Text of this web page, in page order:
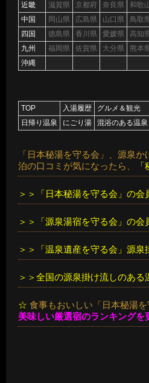
近畿
滋賀県 京都府 奈良県 和歌
中国
岡山県 広島県 山口県 鳥取
四国
徳島県 香川県 愛媛県
高知
九州
福岡県 佐賀県 大分県 熊本
沖縄
TOP 入湯履歴 グルメ＆観光
日帰り温泉
にごり湯 混浴のある温泉
「日本秘湯を守る会」、源泉
泊の口コミが気になったら、
＞＞「日本秘湯を守る会」の
＞＞「源泉湯宿を守る会」の
＞＞「温泉遺産を守る会」源泉
＞＞全国の源泉掛け流しのある
☆ 食事もおいしい「日本秘湯
美味しい厳選宿のランキングを